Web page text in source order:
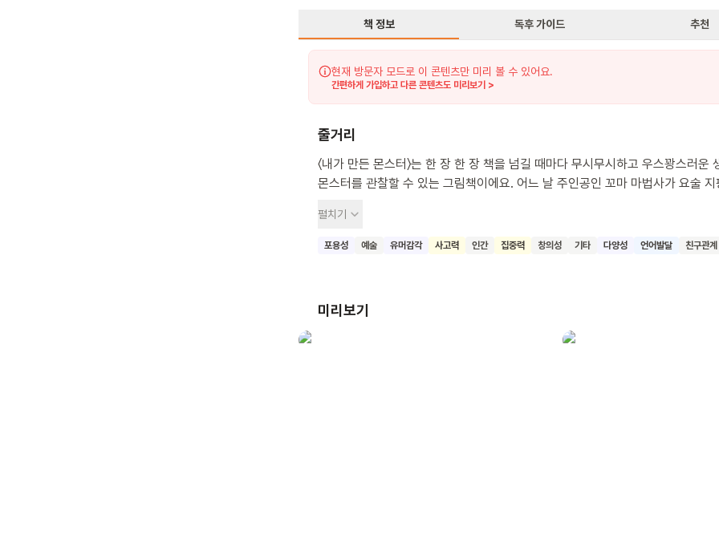
책 정보 독후 가이드 추천
현재 방문자 모드로 이 콘텐츠만 미리 볼 수 있어요.
간편하게 가입하고 다른 콘텐츠도 미리보기 >
줄거리
〈내가 만든 몬스터〉는 한 장 한 장 책을 넘길 때마다 무시무시하고 우스꽝스러운
몬스터를 관찰할 수 있는 그림책이에요. 어느 날 주인공인 꼬마 마법사가 요술 지
몬스터가 그대로 튀어나왔어요. 산처럼 커다란 몬스터, 털이 복슬복슬한 몬스터,
여러 개 달린 몬스터, 모두 다르게 생긴 몬스터가 여기저기 돌아다니기 시작해요
펼치기
포용성 예술 유머감각 사고력 인간 집중력 창의성 기타 다양성 언어발달 친구관계
미리보기